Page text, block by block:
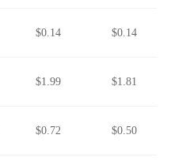
$0.14 $0.14
$1.99 $1.81
$0.72 $0.50